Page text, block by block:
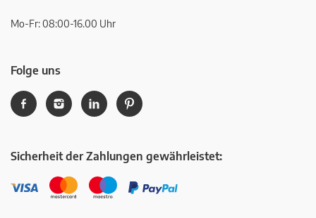
Mo-Fr: 08:00-16.00 Uhr
Folge uns
Sicherheit der Zahlungen gewährleistet: